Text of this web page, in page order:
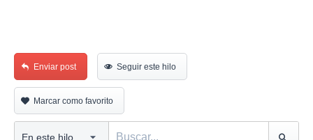
Enviar post Seguir este hilo
Marcar como favorito